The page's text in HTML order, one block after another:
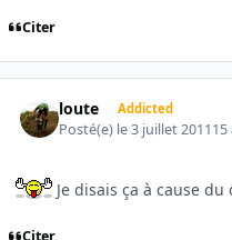
Citer
loute Addicted
Posté(e) le 3 juillet 201115
Je disais ça à cause du